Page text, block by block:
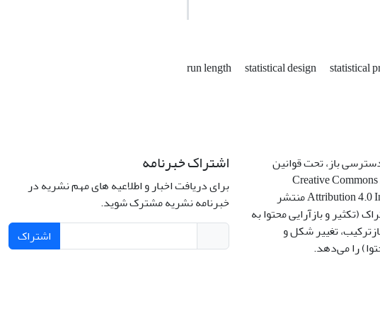
run length statistical design statistical
باز، تحت قوانین
گواهینامه بین‌المللی Creative Commons
Attribution 4.0 International License منتشر
(تکثیر و بازآرایی محتوا به
تغییر شکل و
را می‌دهد.
اشتراک خبرنامه
برای دریافت اخبار و اطلاعیه های مهم نشریه در
خبرنامه نشریه مشترک شوید.
اشتراک